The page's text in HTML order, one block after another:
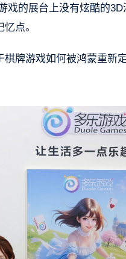
戏的展台上没有炫酷的
点。
牌游戏如何被鸿蒙重新